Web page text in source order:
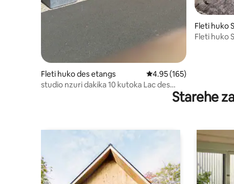
Fleti huko des etangs Ukadiriaji wa wastani wa
4.95 (165)
studio nzuri dakika 10 kutoka Lac des
Fleti huko
Fleti huko
Starehe